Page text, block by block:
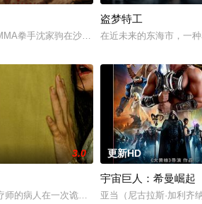
拳手沈家驹在沙漠小镇散心时遭遇沙漠怪兽
盗梦特工
在近未来的东海市，一
3.0
师的病人在一次诡异的事故中“切入”（No-clip
更新HD
宇宙巨人：希曼崛起
亚当（尼古拉斯·加利齐